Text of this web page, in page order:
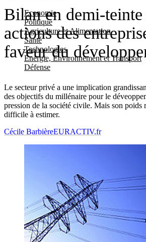
Economie
Politique
Agriculture et Alimentation
Santé
Technologies
Energie, Environnement et Transport
Défense
Bilan en demi-teinte
actions des
faveur du
Le secteur privé a une implication
des objectifs du millénaire pour le
pression de la société civile. Mais son poids
difficile à estimer.
Cécile BarbièreEURACTIV.fr